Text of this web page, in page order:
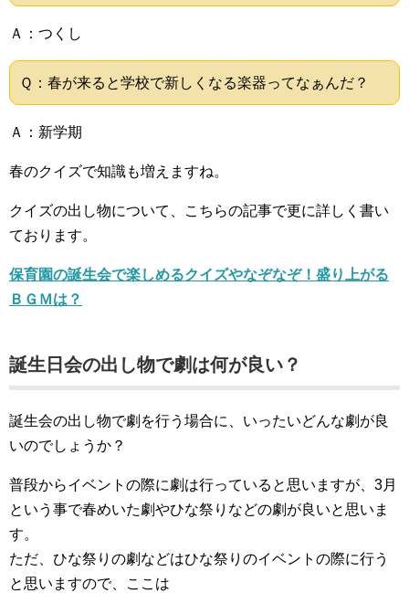
Ａ：つくし
Ｑ：春が来ると学校で新しくなる楽器ってなぁんだ？
Ａ：新学期
春のクイズで知識も増えますね。
クイズの出し物について、こちらの記事で更に詳しく書い
ております。
保育園の誕生会で楽しめるクイズやなぞなぞ！盛り上がる
ＢＧＭは？
誕生日会の出し物で劇は何が良い？
誕生会の出し物で劇を行う場合に、いったいどんな劇が良
いのでしょうか？
普段からイベントの際に劇は行っていると思いますが、3月
という事で春めいた劇やひな祭りなどの劇が良いと思いま
す。
ただ、ひな祭りの劇などはひな祭りのイベントの際に行う
と思いますので、ここは